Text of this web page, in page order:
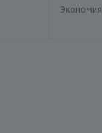
Экономия